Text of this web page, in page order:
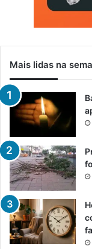
Mais lidas na